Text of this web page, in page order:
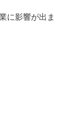
に影響が出ま